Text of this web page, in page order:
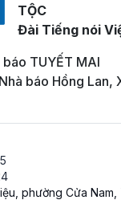
TỘC
Đài Tiếng nói
TUYẾT MAI
báo Hồng Lan,
phường Cửa Nam,